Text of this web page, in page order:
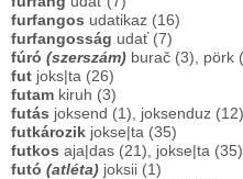
furfangos udatikaz (16)
furfangosság udať (7)
fúró (szerszám) burač (3), pörk
fut joks|ta (26)
futam kiruh (3)
futás joksend (1), joksenduz (12)
futkározik jokse|ta (35)
futkos aja|das (21), jokse|ta (35)
futó (atléta) joksii (1)